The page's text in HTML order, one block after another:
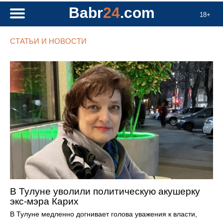
18+
Babr24.com
СТАТЬИ И НОВОСТИ
В Тулуне уволили политическую акушерку
экс-мэра Карих
В Тулуне медленно догнивает голова уважения к власти,